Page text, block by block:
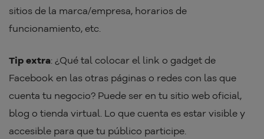
sitios de la marca/empresa, horarios de
funcionamiento, etc.
Tip extra: ¿Qué tal colocar el link o gadget de
Facebook en las otras páginas o redes con las que
cuenta tu negocio? Puede ser en tu sitio web oficial,
blog o tienda virtual. Lo que cuenta es estar visible y
accesible para que tu público participe.